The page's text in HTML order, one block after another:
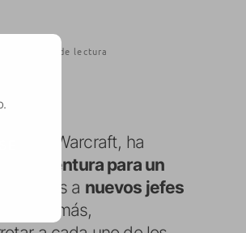
1 Minuto de lectura
of Warcraft, ha
aventura para un
a nuevos jefes
Además,